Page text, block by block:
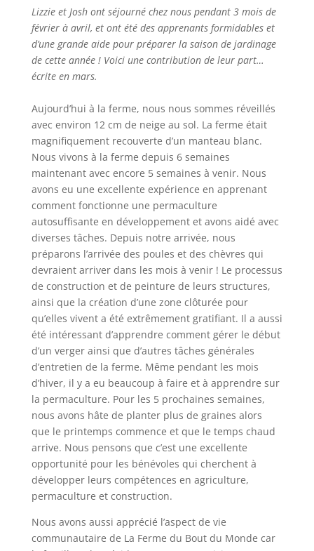
Lizzie et Josh ont séjourné chez nous pendant 3 mois de
février à avril, et ont été des apprenants formidables et
d’une grande aide pour préparer la saison de jardinage
de cette année ! Voici une contribution de leur part…
écrite en mars.
Aujourd’hui à la ferme, nous nous sommes réveillés
avec environ 12 cm de neige au sol. La ferme était
magnifiquement recouverte d’un manteau blanc.
Nous vivons à la ferme depuis 6 semaines
maintenant avec encore 5 semaines à venir. Nous
avons eu une excellente expérience en apprenant
comment fonctionne une permaculture
autosuffisante en développement et avons aidé avec
diverses tâches. Depuis notre arrivée, nous
préparons l’arrivée des poules et des chèvres qui
devraient arriver dans les mois à venir ! Le processus
de construction et de peinture de leurs structures,
ainsi que la création d’une zone clôturée pour
qu’elles vivent a été extrêmement gratifiant. Il a aussi
été intéressant d’apprendre comment gérer le début
d’un verger ainsi que d’autres tâches générales
d’entretien de la ferme. Même pendant les mois
d’hiver, il y a eu beaucoup à faire et à apprendre sur
la permaculture. Pour les 5 prochaines semaines,
nous avons hâte de planter plus de graines alors
que le printemps commence et que le temps chaud
arrive. Nous pensons que c’est une excellente
opportunité pour les bénévoles qui cherchent à
développer leurs compétences en agriculture,
permaculture et construction.
Nous avons aussi apprécié l’aspect de vie
communautaire de La Ferme du Bout du Monde car